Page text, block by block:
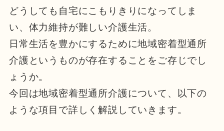
どうしても自宅にこもりきりになってしま
い、体力維持が難しい介護生活。
日常生活を豊かにするために地域密着型通所
介護というものが存在することをご存じでし
ょうか。
今回は地域密着型通所介護について、以下の
ような項目で詳しく解説していきます。